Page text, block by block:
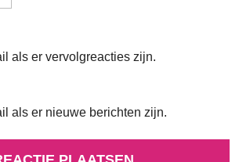
als er vervolgreacties zijn.
als er nieuwe berichten zijn.